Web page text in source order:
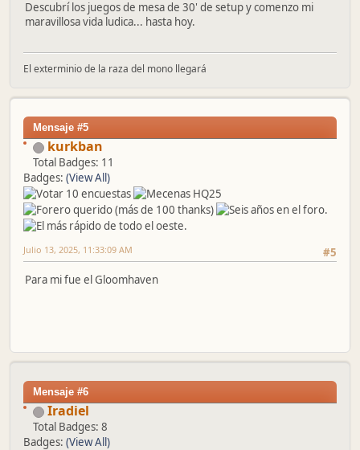
Descubrí los juegos de mesa de 30' de setup y comenzo mi
maravillosa vida ludica... hasta hoy.
El exterminio de la raza del mono llegará
Mensaje #5
kurkban
Total Badges: 11
Badges: (View All)
#5
Julio 13, 2025, 11:33:09 AM
Para mi fue el Gloomhaven
Mensaje #6
Iradiel
Total Badges: 8
Badges: (View All)